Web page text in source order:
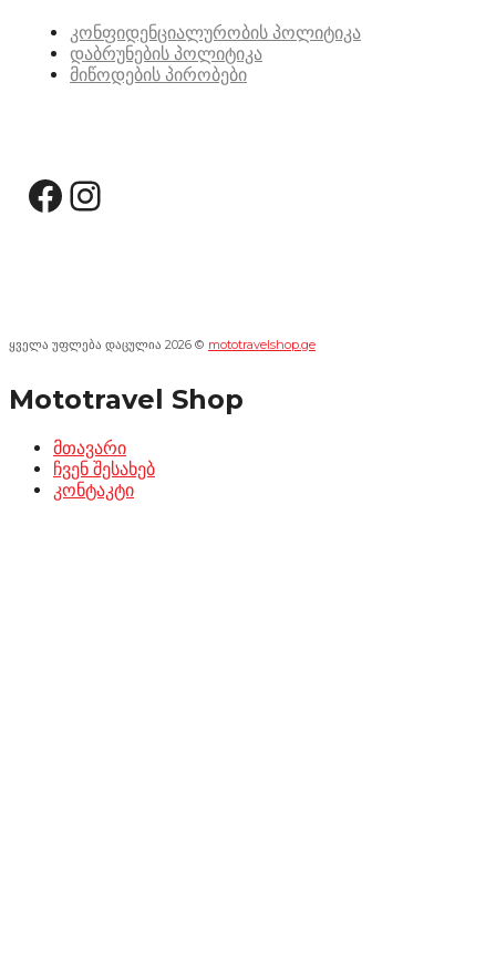
კონფიდენციალურობის პოლიტიკა
დაბრუნების პოლიტიკა
მიწოდების პირობები
Facebook
Instagram
ყველა უფლება დაცულია 2026 © mototravelshop.ge
Mototravel Shop
მთავარი
ჩვენ შესახებ
კონტაკტი